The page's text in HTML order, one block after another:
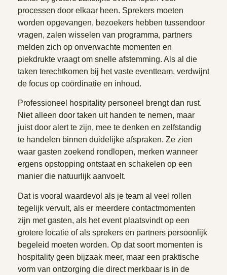
processen door elkaar heen. Sprekers moeten
worden opgevangen, bezoekers hebben tussendoor
vragen, zalen wisselen van programma, partners
melden zich op onverwachte momenten en
piekdrukte vraagt om snelle afstemming. Als al die
taken terechtkomen bij het vaste eventteam, verdwijnt
de focus op coördinatie en inhoud.
Professioneel hospitality personeel brengt dan rust.
Niet alleen door taken uit handen te nemen, maar
juist door alert te zijn, mee te denken en zelfstandig
te handelen binnen duidelijke afspraken. Ze zien
waar gasten zoekend rondlopen, merken wanneer
ergens opstopping ontstaat en schakelen op een
manier die natuurlijk aanvoelt.
Dat is vooral waardevol als je team al veel rollen
tegelijk vervult, als er meerdere contactmomenten
zijn met gasten, als het event plaatsvindt op een
grotere locatie of als sprekers en partners persoonlijk
begeleid moeten worden. Op dat soort momenten is
hospitality geen bijzaak meer, maar een praktische
vorm van ontzorging die direct merkbaar is in de